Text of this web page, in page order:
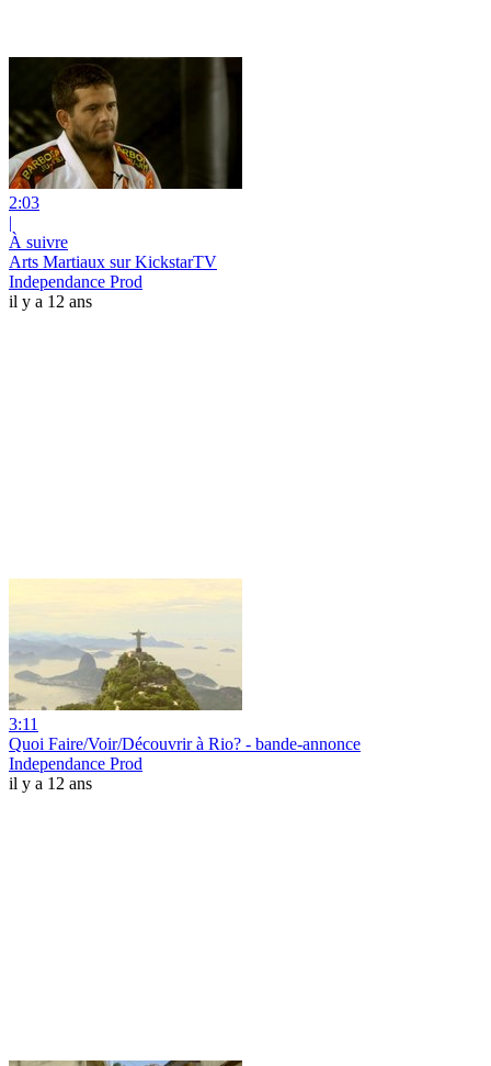
2:03
|
À suivre
Arts Martiaux sur KickstarTV
Independance Prod
il y a 12 ans
3:11
Quoi Faire/Voir/Découvrir à Rio? - bande-annonce
Independance Prod
il y a 12 ans